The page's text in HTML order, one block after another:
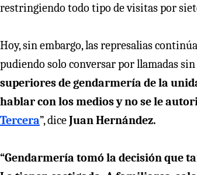
restringiendo todo tipo de visitas por
Hoy, sin embargo, las represalias
pudiendo solo conversar por llamadas
superiores de gendarmería de la
hablar con los medios y no se le
Tercera”, diceJuan Hernández.
“Gendarmería tomó la decisión que